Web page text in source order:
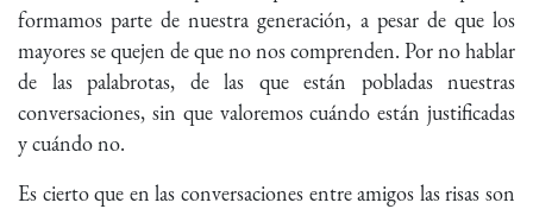
formamos parte de nuestra generación, a pesar de que los
mayores se quejen de que no nos comprenden. Por no hablar
de las palabrotas, de las que están pobladas nuestras
conversaciones, sin que valoremos cuándo están justificadas
y cuándo no.
Es cierto que en las conversaciones entre amigos las risas son